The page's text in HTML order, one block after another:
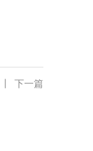
下一篇